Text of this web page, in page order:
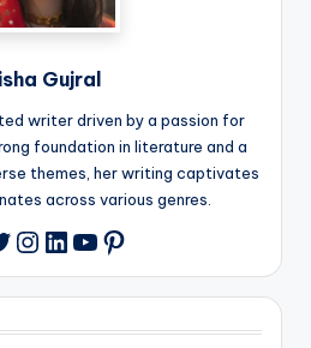
Gujral
writer driven by a passion for
foundation in literature and a
themes, her writing captivates
across various genres.
Instagram
LinkedIn
YouTube
Pinterest